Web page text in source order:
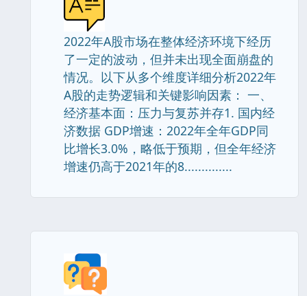
2022年A股市场在整体经济环境下经历
了一定的波动，但并未出现全面崩盘的
情况。以下从多个维度详细分析2022年
A股的走势逻辑和关键影响因素： 一、
经济基本面：压力与复苏并存1. 国内经
济数据 GDP增速：2022年全年GDP同
比增长3.0%，略低于预期，但全年经济
增速仍高于2021年的8..............